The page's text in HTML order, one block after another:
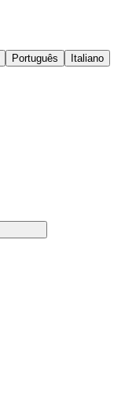
Português
Italiano